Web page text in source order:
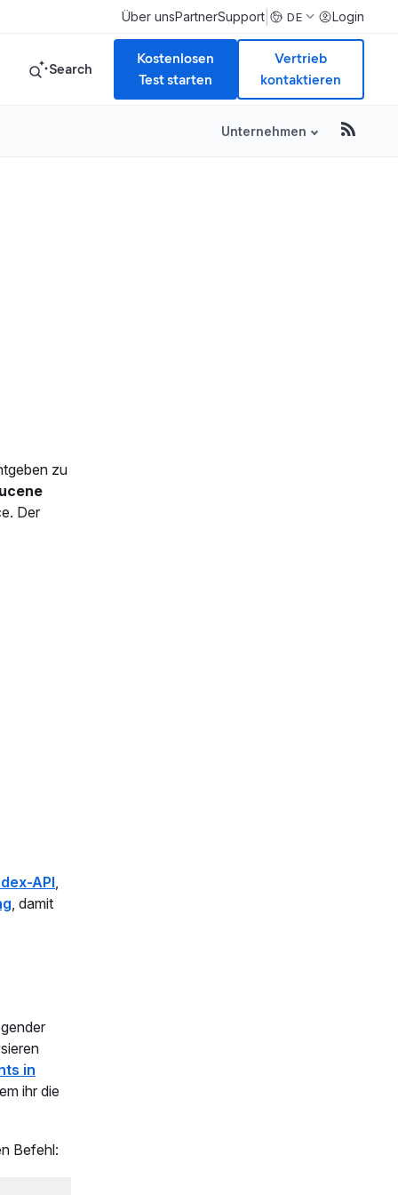
Über unsPartnerSupport DE Login
Search
Kostenlosen
Test starten
Vertrieb
kontaktieren
Unternehmen
zu
Der
API,
, damit
in
ihr die
Befehl: